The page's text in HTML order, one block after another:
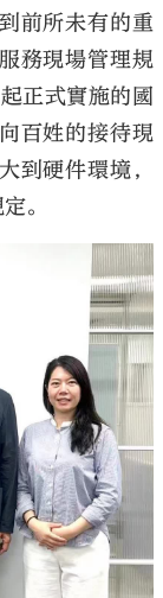
前所未有的重
務現場管理規
正式實施的國
百姓的接待現
到硬件環境，
。